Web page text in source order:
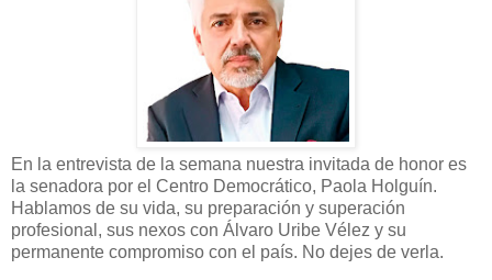
En la entrevista de la semana nuestra invitada de honor es
la senadora por el Centro Democrático, Paola Holguín.
Hablamos de su vida, su preparación y superación
profesional, sus nexos con Álvaro Uribe Vélez y su
permanente compromiso con el país. No dejes de verla.